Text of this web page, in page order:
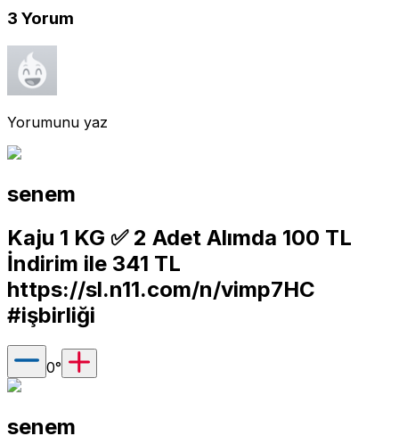
3 Yorum
Yorumunu yaz
senem
Kaju 1 KG ✅️ 2 Adet Alımda 100 TL
İndirim ile 341 TL
https://sl.n11.com/n/vimp7HC
#işbirliği
0°
senem